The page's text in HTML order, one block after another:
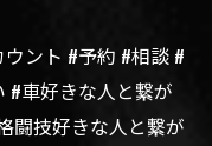
ント #予約 #相談 #
#車好きな人と繋が
闘技好きな人と繋が